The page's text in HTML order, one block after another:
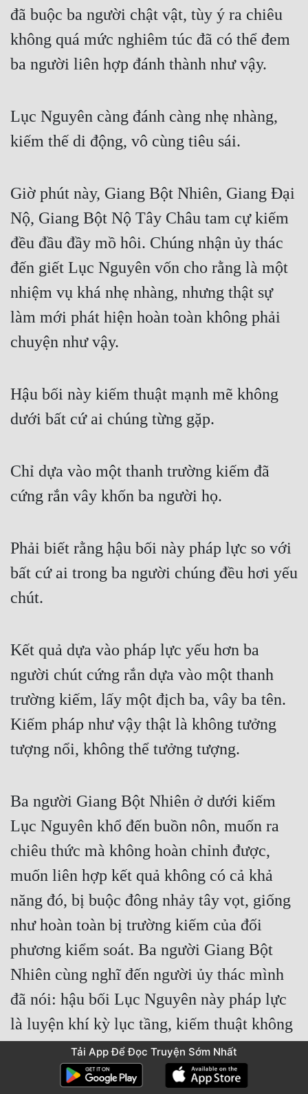
đã buộc ba người chật vật, tùy ý ra chiêu
không quá mức nghiêm túc đã có thể đem
ba người liên hợp đánh thành như vậy.
Lục Nguyên càng đánh càng nhẹ nhàng,
kiếm thế di động, vô cùng tiêu sái.
Giờ phút này, Giang Bột Nhiên, Giang Đại
Nộ, Giang Bột Nộ Tây Châu tam cự kiếm
đều đầu đầy mồ hôi. Chúng nhận ủy thác
đến giết Lục Nguyên vốn cho rằng là một
nhiệm vụ khá nhẹ nhàng, nhưng thật sự
làm mới phát hiện hoàn toàn không phải
chuyện như vậy.
Hậu bối này kiếm thuật mạnh mẽ không
dưới bất cứ ai chúng từng gặp.
Chỉ dựa vào một thanh trường kiếm đã
cứng rắn vây khốn ba người họ.
Phải biết rằng hậu bối này pháp lực so với
bất cứ ai trong ba người chúng đều hơi yếu
chút.
Kết quả dựa vào pháp lực yếu hơn ba
người chút cứng rắn dựa vào một thanh
trường kiếm, lấy một địch ba, vây ba tên.
Kiếm pháp như vậy thật là không tưởng
tượng nổi, không thể tưởng tượng.
Ba người Giang Bột Nhiên ở dưới kiếm
Lục Nguyên khổ đến buồn nôn, muốn ra
chiêu thức mà không hoàn chỉnh được,
muốn liên hợp kết quả không có cả khả
năng đó, bị buộc đông nhảy tây vọt, giống
như hoàn toàn bị trường kiếm của đối
phương kiểm soát. Ba người Giang Bột
Nhiên cùng nghĩ đến người ủy thác mình
đã nói: hậu bối Lục Nguyên này pháp lực
là luyện khí kỳ lục tầng, kiếm thuật không
Tải App Để Đọc Truyện Sớm Nhất